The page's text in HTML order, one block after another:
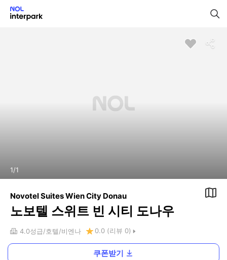
1/1
Novotel Suites Wien City Donau
노보텔 스위트 빈 시티 도나우
4.0성급 호텔 비엔나 0.0 (리뷰 0)
쿠폰받기